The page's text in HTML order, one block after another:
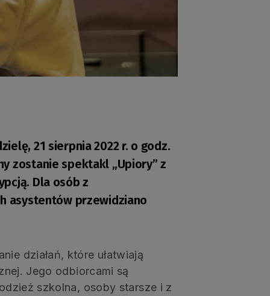
21 sierpnia 2022 r. o godz.
zostanie spektakl „Upiory” z
Dla osób z
asystentów przewidziano
działań, które ułatwiają
Jego odbiorcami są
szkolna, osoby starsze i z